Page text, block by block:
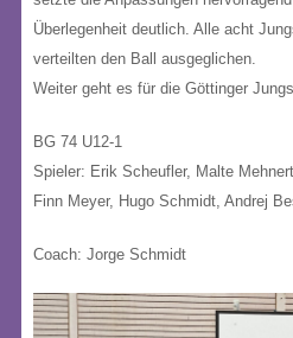
Überlegenheit deutlich. Alle acht
verteilten den Ball ausgeglichen.
Weiter geht es für die Göttinger
BG 74 U12-1
Spieler: Erik Scheufler, Malte
Finn Meyer, Hugo Schmidt, Andrej
Coach: Jorge Schmidt